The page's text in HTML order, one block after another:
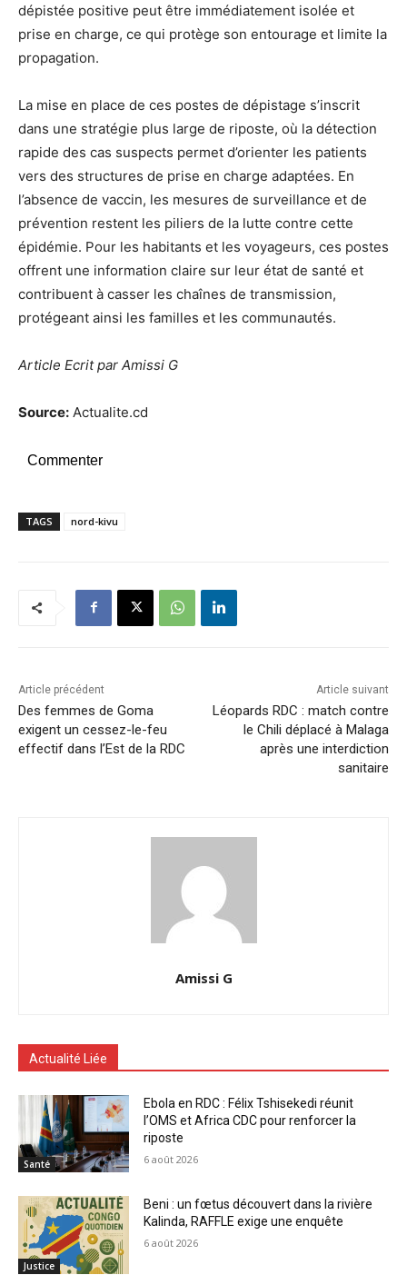
dépistée positive peut être immédiatement isolée et
prise en charge, ce qui protège son entourage et limite la
propagation.
La mise en place de ces postes de dépistage s’inscrit
dans une stratégie plus large de riposte, où la détection
rapide des cas suspects permet d’orienter les patients
vers des structures de prise en charge adaptées. En
l’absence de vaccin, les mesures de surveillance et de
prévention restent les piliers de la lutte contre cette
épidémie. Pour les habitants et les voyageurs, ces postes
offrent une information claire sur leur état de santé et
contribuent à casser les chaînes de transmission,
protégeant ainsi les familles et les communautés.
Article Ecrit par Amissi G
Source: Actualite.cd
Commenter
TAGS nord-kivu
Article précédent
Des femmes de Goma
exigent un cessez-le-feu
effectif dans l’Est de la RDC
Article suivant
Léopards RDC : match contre
le Chili déplacé à Malaga
après une interdiction
sanitaire
Amissi G
Actualité Liée
Santé
Ebola en RDC : Félix Tshisekedi réunit
l’OMS et Africa CDC pour renforcer la
riposte
6 août 2026
Justice
Beni : un fœtus découvert dans la rivière
Kalinda, RAFFLE exige une enquête
6 août 2026